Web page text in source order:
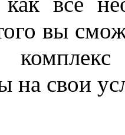
вы
на свои